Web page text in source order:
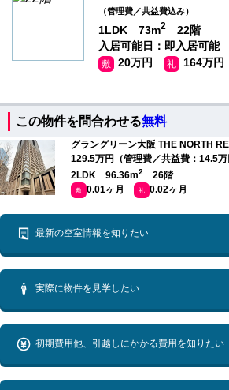
（管理費／共益費込み）
1LDK 73m2
22階
入居可能日：即入居可能
敷 20万円 礼 164万円
この物件を問合わせる無料
グラングリーン大阪 THE NORTH
129.5万円（管理費／共益費：14.5万
2LDK 96.36m2 26階
敷 0.01ヶ月 礼 0.02ヶ月
最新の空室情報を知りたい
実際に物件を見学したい
初期費用他、引越しにかかる費用を知りたい